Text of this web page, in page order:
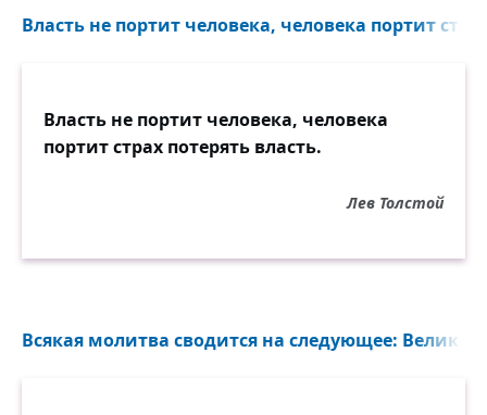
Власть не портит человека, человека портит
Власть не портит человека, человека
портит страх потерять власть.
Лев Толстой
Всякая молитва сводится на следующее: